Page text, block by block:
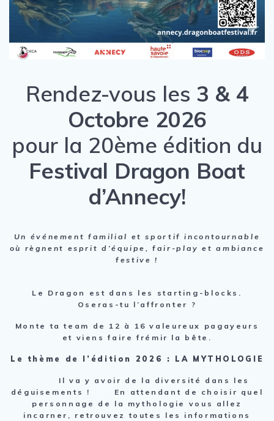
Rendez-vous les 3 & 4
Octobre 2026
pour la 20ème édition du
Festival Dragon Boat
d’Annecy!
Un événement familial et sportif incontournable
où règnent esprit d’équipe, fair-play et ambiance
festive !
Le Dragon est dans les starting-blocks.
Oseras-tu l’affronter ?
Monte ta team de 12 à 16 valeureux pagayeurs
et viens faire frémir la bête.
Le thème de l’édition 2026 : LA MYTHOLOGIE
Il va y avoir de la diversité dans les
déguisements ! En attendant de choisir quel
personnage de la mythologie vous allez
incarner, retrouvez toutes les informations